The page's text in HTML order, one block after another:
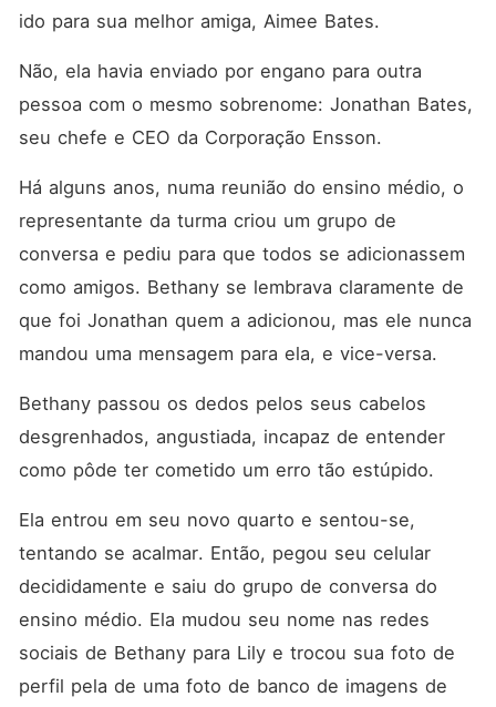
ido para sua melhor amiga, Aimee Bates.
Não, ela havia enviado por engano para outra
pessoa com o mesmo sobrenome: Jonathan Bates,
seu chefe e CEO da Corporação Ensson.
Há alguns anos, numa reunião do ensino médio, o
representante da turma criou um grupo de
conversa e pediu para que todos se adicionassem
como amigos. Bethany se lembrava claramente de
que foi Jonathan quem a adicionou, mas ele nunca
mandou uma mensagem para ela, e vice-versa.
Bethany passou os dedos pelos seus cabelos
desgrenhados, angustiada, incapaz de entender
como pôde ter cometido um erro tão estúpido.
Ela entrou em seu novo quarto e sentou-se,
tentando se acalmar. Então, pegou seu celular
decididamente e saiu do grupo de conversa do
ensino médio. Ela mudou seu nome nas redes
sociais de Bethany para Lily e trocou sua foto de
perfil pela de uma foto de banco de imagens de